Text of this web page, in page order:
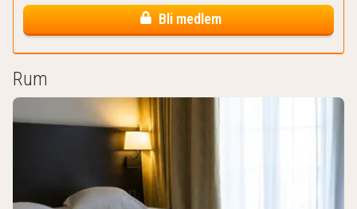
Bli medlem
Rum